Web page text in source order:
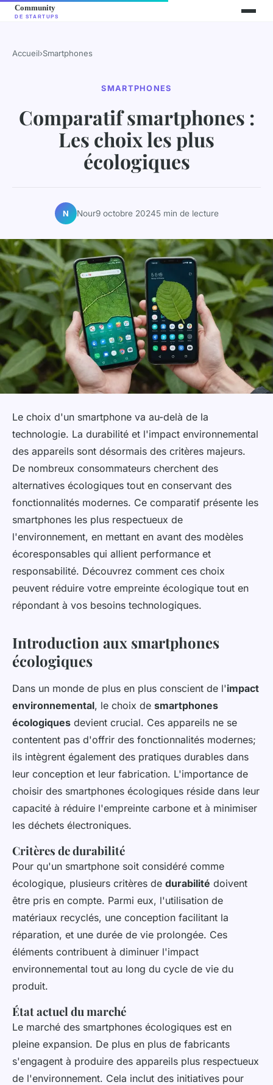
Accueil›Smartphones
SMARTPHONES
Comparatif smartphones :
Les choix les plus
écologiques
N Nour9 octobre 20245 min de lecture
Le choix d'un smartphone va au-delà de la
technologie. La durabilité et l'impact environnemental
des appareils sont désormais des critères majeurs.
De nombreux consommateurs cherchent des
alternatives écologiques tout en conservant des
fonctionnalités modernes. Ce comparatif présente les
smartphones les plus respectueux de
l'environnement, en mettant en avant des modèles
écoresponsables qui allient performance et
responsabilité. Découvrez comment ces choix
peuvent réduire votre empreinte écologique tout en
répondant à vos besoins technologiques.
Introduction aux smartphones
écologiques
Dans un monde de plus en plus conscient de l'impact
environnemental, le choix de smartphones
écologiques devient crucial. Ces appareils ne se
contentent pas d'offrir des fonctionnalités modernes;
ils intègrent également des pratiques durables dans
leur conception et leur fabrication. L'importance de
choisir des smartphones écologiques réside dans leur
capacité à réduire l'empreinte carbone et à minimiser
les déchets électroniques.
Critères de durabilité
Pour qu'un smartphone soit considéré comme
écologique, plusieurs critères de durabilité doivent
être pris en compte. Parmi eux, l'utilisation de
matériaux recyclés, une conception facilitant la
réparation, et une durée de vie prolongée. Ces
éléments contribuent à diminuer l'impact
environnemental tout au long du cycle de vie du
produit.
État actuel du marché
Le marché des smartphones écologiques est en
pleine expansion. De plus en plus de fabricants
s'engagent à produire des appareils plus respectueux
de l'environnement. Cela inclut des initiatives pour